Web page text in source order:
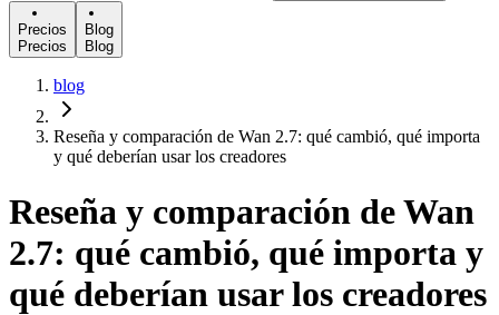
Precios
Precios
Blog
Blog
blog
Reseña y comparación de Wan 2.7: qué cambió, qué importa
y qué deberían usar los creadores
Reseña y comparación de Wan
2.7: qué cambió, qué importa y
qué deberían usar los creadores